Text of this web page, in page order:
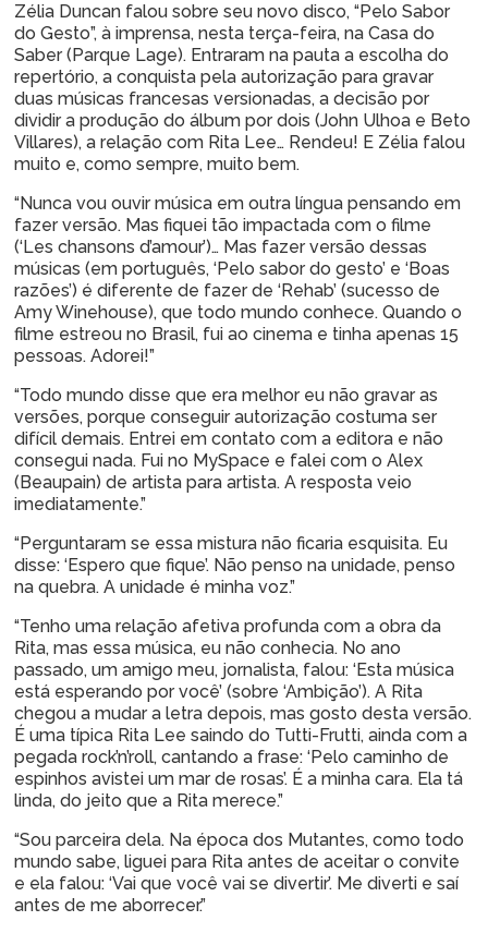
Zélia Duncan falou sobre seu novo disco, “Pelo Sabor
do Gesto”, à imprensa, nesta terça-feira, na Casa do
Saber (Parque Lage). Entraram na pauta a escolha do
repertório, a conquista pela autorização para gravar
duas músicas francesas versionadas, a decisão por
dividir a produção do álbum por dois (John Ulhoa e Beto
Villares), a relação com Rita Lee… Rendeu! E Zélia falou
muito e, como sempre, muito bem.
“Nunca vou ouvir música em outra língua pensando em
fazer versão. Mas fiquei tão impactada com o filme
(‘Les chansons d’amour’)… Mas fazer versão dessas
músicas (em português, ‘Pelo sabor do gesto’ e ‘Boas
razões’) é diferente de fazer de ‘Rehab’ (sucesso de
Amy Winehouse), que todo mundo conhece. Quando o
filme estreou no Brasil, fui ao cinema e tinha apenas 15
pessoas. Adorei!”
“Todo mundo disse que era melhor eu não gravar as
versões, porque conseguir autorização costuma ser
difícil demais. Entrei em contato com a editora e não
consegui nada. Fui no MySpace e falei com o Alex
(Beaupain) de artista para artista. A resposta veio
imediatamente.”
“Perguntaram se essa mistura não ficaria esquisita. Eu
disse: ‘Espero que fique’. Não penso na unidade, penso
na quebra. A unidade é minha voz.”
“Tenho uma relação afetiva profunda com a obra da
Rita, mas essa música, eu não conhecia. No ano
passado, um amigo meu, jornalista, falou: ‘Esta música
está esperando por você’ (sobre ‘Ambição’). A Rita
chegou a mudar a letra depois, mas gosto desta versão.
É uma típica Rita Lee saindo do Tutti-Frutti, ainda com a
pegada rock’n’roll, cantando a frase: ‘Pelo caminho de
espinhos avistei um mar de rosas’. É a minha cara. Ela tá
linda, do jeito que a Rita merece.”
“Sou parceira dela. Na época dos Mutantes, como todo
mundo sabe, liguei para Rita antes de aceitar o convite
e ela falou: ‘Vai que você vai se divertir’. Me diverti e saí
antes de me aborrecer.”